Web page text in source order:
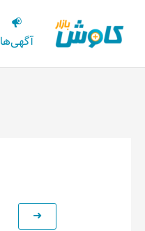
محتوا
آگهی‌ها